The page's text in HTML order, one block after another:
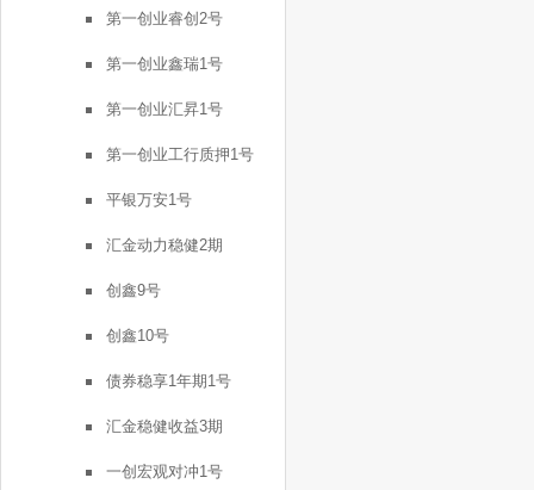
第一创业睿创2号
第一创业鑫瑞1号
第一创业汇昇1号
第一创业工行质押1号
平银万安1号
汇金动力稳健2期
创鑫9号
创鑫10号
债券稳享1年期1号
汇金稳健收益3期
一创宏观对冲1号